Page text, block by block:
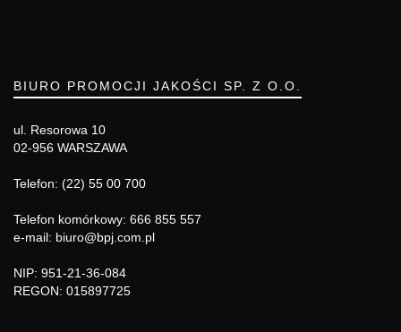
BIURO PROMOCJI JAKOŚCI SP. Z O.O.
ul. Resorowa 10
02-956 WARSZAWA
Telefon: (22) 55 00 700
Telefon komórkowy: 666 855 557
e-mail: biuro@bpj.com.pl
NIP: 951-21-36-084
REGON: 015897725